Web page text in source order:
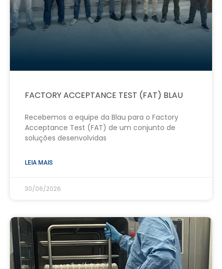
FACTORY ACCEPTANCE TEST (FAT) BLAU
Recebemos a equipe da Blau para o Factory
Acceptance Test (FAT) de um conjunto de
soluções desenvolvidas
LEIA MAIS
30/06/2026